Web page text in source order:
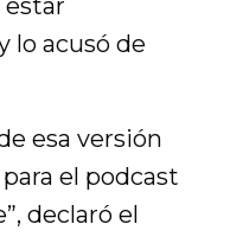
estar
lo acusó de
esa versión
el podcast
declaró el